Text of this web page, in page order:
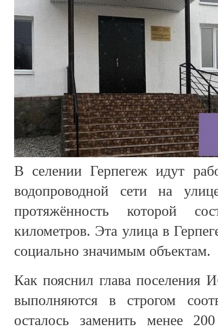
В селении Герпегеж идут
водопроводной сети на
протяжённость которой
километров. Эта улица в
социально значимым объектам.
Как пояснил глава поселения
выполняются в строгом
осталось заменить менее